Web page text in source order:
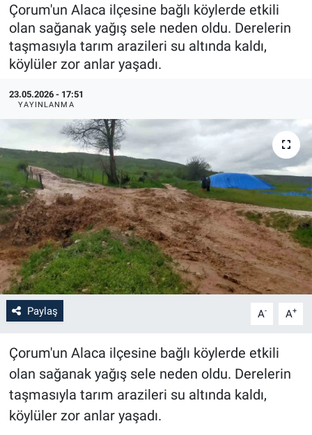
Çorum'un Alaca ilçesine bağlı köylerde etkili
olan sağanak yağış sele neden oldu. Derelerin
taşmasıyla tarım arazileri su altında kaldı,
köylüler zor anlar yaşadı.
23.05.2026 - 17:51
YAYINLANMA
Paylaş A- A+
Çorum'un Alaca ilçesine bağlı köylerde etkili
olan sağanak yağış sele neden oldu. Derelerin
taşmasıyla tarım arazileri su altında kaldı,
köylüler zor anlar yaşadı.
Haber Arşivi